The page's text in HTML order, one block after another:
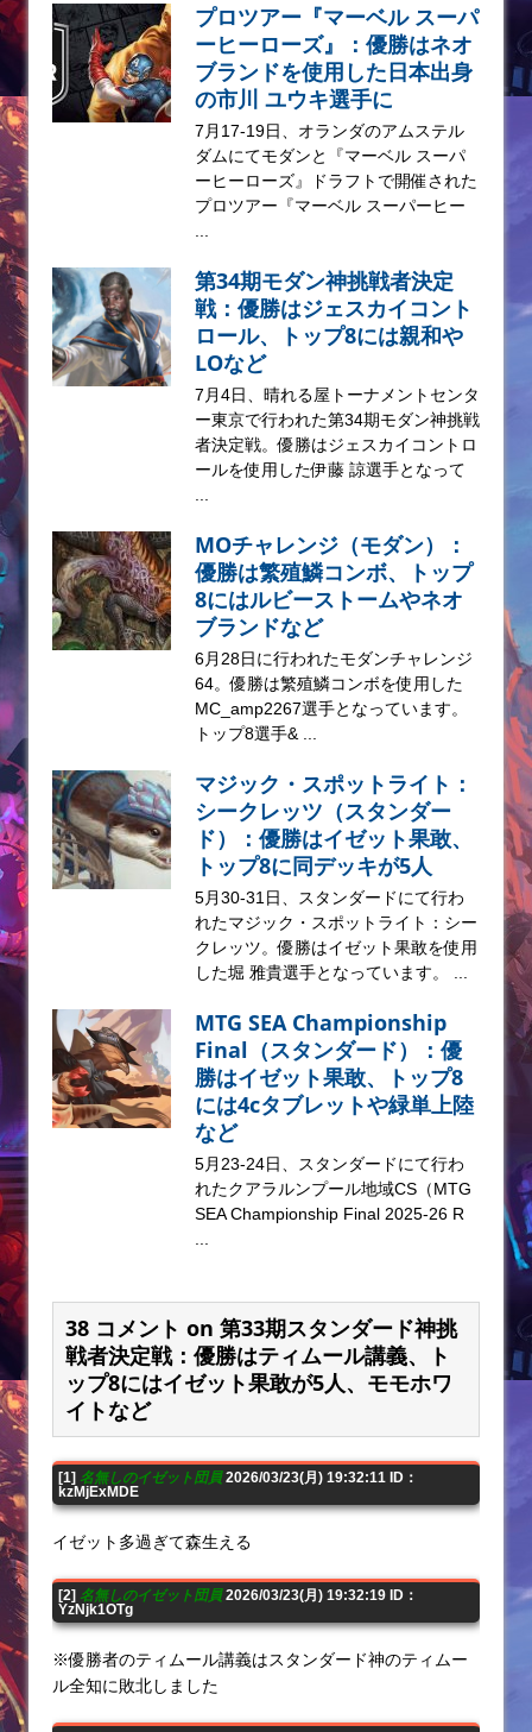
プロツアー『マーベル スーパ
ーヒーローズ』：優勝はネオ
ブランドを使用した日本出身
の市川 ユウキ選手に
7月17-19日、オランダのアムステル
ダムにてモダンと『マーベル スーパ
ーヒーローズ』ドラフトで開催された
プロツアー『マーベル スーパーヒー
第34期モダン神挑戦者決定
戦：優勝はジェスカイコント
ロール、トップ8には親和や
LOなど
7月4日、晴れる屋トーナメントセンタ
ー東京で行われた第34期モダン神挑戦
者決定戦。優勝はジェスカイコントロ
ールを使用した伊藤 諒選手となって
MOチャレンジ（モダン）：
優勝は繁殖鱗コンボ、トップ
8にはルビーストームやネオ
ブランドなど
6月28日に行われたモダンチャレンジ
64。優勝は繁殖鱗コンボを使用した
MC_amp2267選手となっています。
トップ8選手& ...
マジック・スポットライト：
シークレッツ（スタンダー
ド）：優勝はイゼット果敢、
トップ8に同デッキが5人
5月30-31日、スタンダードにて行わ
れたマジック・スポットライト：シー
クレッツ。優勝はイゼット果敢を使用
した堀 雅貴選手となっています。 ...
MTG SEA Championship
Final（スタンダード）：優
勝はイゼット果敢、トップ8
には4cタブレットや緑単上陸
など
5月23-24日、スタンダードにて行わ
れたクアラルンプール地域CS（MTG
SEA Championship Final 2025-26 R
38 コメント on 第33期スタンダード神挑
戦者決定戦：優勝はティムール講義、ト
ップ8にはイゼット果敢が5人、モモホワ
イトなど
[1] 名無しのイゼット団員2026/03/23(月) 19:32:11 ID：
kzMjExMDE
イゼット多過ぎて森生える
[2] 名無しのイゼット団員2026/03/23(月) 19:32:19 ID：
YzNjk1OTg
※優勝者のティムール講義はスタンダード神のティムー
ル全知に敗北しました